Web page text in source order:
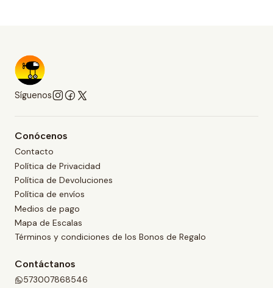
Síguenos
Conócenos
Contacto
Política de Privacidad
Política de Devoluciones
Política de envíos
Medios de pago
Mapa de Escalas
Términos y condiciones de los Bonos de Regalo
Contáctanos
573007868546